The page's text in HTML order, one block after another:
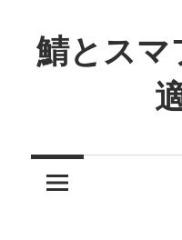
ン
テ
鯖とスマ
と